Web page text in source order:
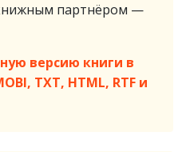
партнёром —
версию книги в
TXT, HTML, RTF и